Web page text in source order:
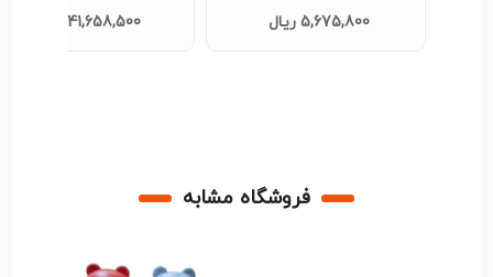
5,675,800 ریال
41,658,500 ریال
فروشگاه مشابه